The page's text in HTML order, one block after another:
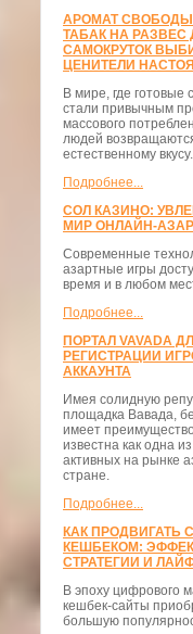
АРОМАТ
ТАБАК НА РАЗВЕС
САМОКРУТОК
ЦЕНИТЕЛИ
В мире, где готовые
стали привычным
массового
людей
естественному вкусу.
Подробнее...
СОЛ КАЗИНО:
МИР ОНЛАЙН-
Современные
азартные игры
время и в любом
Подробнее...
ПОРТАЛ VAVADA
РЕГИСТРАЦИИ
АККАУНТА
Имея солидную
площадка Вавада,
имеет
известна как одна
активных на рынке
стране.
Подробнее...
КАК ПРОДВИГАТЬ
КЕШБЕКОМ:
СТРАТЕГИИ И
В эпоху цифрового
кешбек-сайты
большую